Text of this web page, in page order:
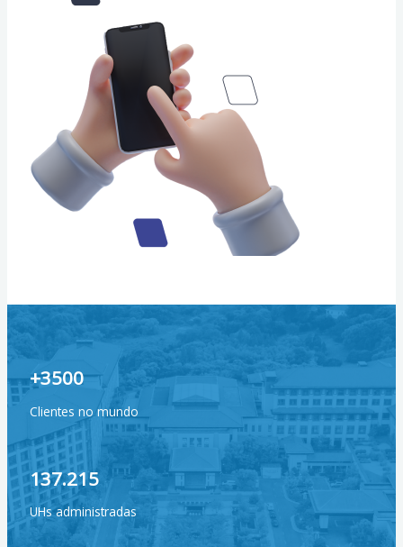
+3500
Clientes no mundo
137.215
UHs administradas